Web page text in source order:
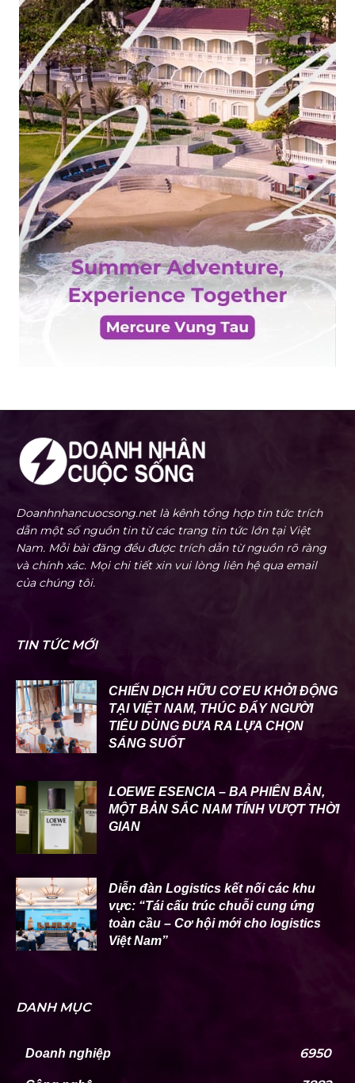
Doanhnhancuocsong.net là kênh tổng hợp tin tức trích
dẫn một số nguồn tin từ các trang tin tức lớn tại Việt
Nam. Mỗi bài đăng đều được trích dẫn từ nguồn rõ ràng
và chính xác. Mọi chi tiết xin vui lòng liên hệ qua email
của chúng tôi.
TIN TỨC MỚI
CHIẾN DỊCH HỮU CƠ EU KHỞI ĐỘNG
TẠI VIỆT NAM, THÚC ĐẨY NGƯỜI
TIÊU DÙNG ĐƯA RA LỰA CHỌN
SÁNG SUỐT
LOEWE ESENCIA – BA PHIÊN BẢN,
MỘT BẢN SẮC NAM TÍNH VƯỢT THỜI
GIAN
Diễn đàn Logistics kết nối các khu
vực: “Tái cấu trúc chuỗi cung ứng
toàn cầu – Cơ hội mới cho logistics
Việt Nam”
DANH MỤC
Doanh nghiệp 6950